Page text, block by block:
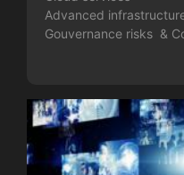
Advanced
Gouvernance risks &